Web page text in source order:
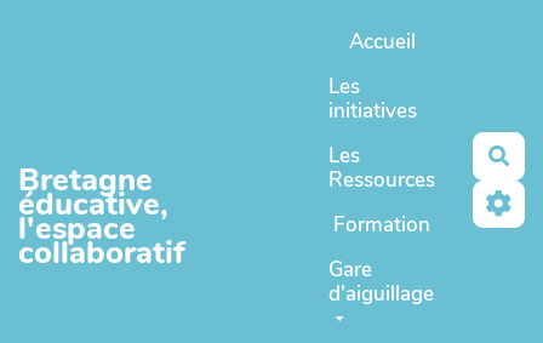
Bretagne
éducative,
l'espace
collaboratif
Accueil
Les
initiatives
Les
Ressources
Formation
Gare
d'aiguillage